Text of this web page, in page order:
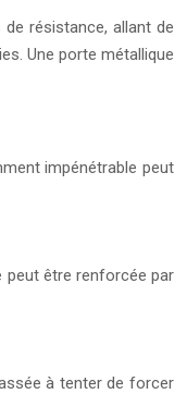
résistance, allant de
Une porte métallique
impénétrable peut
peut être renforcée par
à tenter de forcer